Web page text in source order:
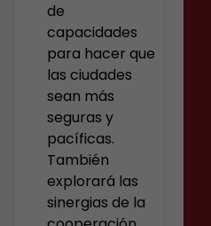
de
capacidades
para hacer que
las ciudades
sean más
seguras y
pacíficas.
También
explorará las
sinergias de la